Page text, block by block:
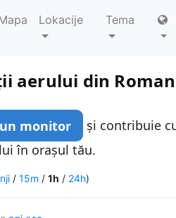
Lokacije Tema
aerului din
monitor
și contribuie
în orașul tău.
/ 15m / 1h / 24h)